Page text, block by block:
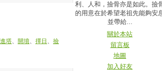
進塔、 開墳、 擇日 、 撿
利、人和，撿骨亦是如此。撿
的用意在於希望老祖先能夠安
並帶給...
關於本站
留言板
地圖
加入好友